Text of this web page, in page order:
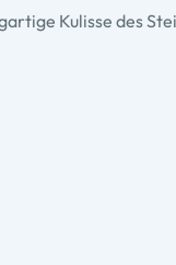
Kulisse des